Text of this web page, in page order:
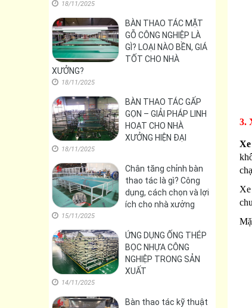
3.
18/11/2025
BÀN THAO TÁC MẶT
GỖ CÔNG NGHIỆP LÀ
GÌ? LOẠI NÀO BỀN, GIÁ
TỐT CHO NHÀ
XƯỞNG?
18/11/2025
BÀN THAO TÁC GẤP
GỌN – GIẢI PHÁP LINH
HOẠT CHO NHÀ
XƯỞNG HIỆN ĐẠI
18/11/2025
Chân tăng chỉnh bàn
thao tác là gì? Công
dụng, cách chọn và lợi
ích cho nhà xưởng
15/11/2025
ỨNG DỤNG ỐNG THÉP
BỌC NHỰA CÔNG
NGHIỆP TRONG SẢN
XUẤT
14/11/2025
Bàn thao tác kỹ thuật